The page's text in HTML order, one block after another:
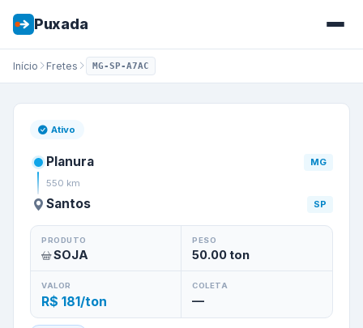
Puxada
Início Fretes MG-SP-A7AC
Frete de
Ativo
Planura
MG
550 km
Santos SP
PRODUTO
SOJA
PESO
50.00ton
VALOR
R$ 181/ton
COLETA
—